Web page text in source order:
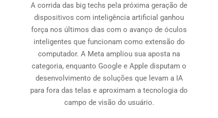
A corrida das big techs pela próxima geração de
dispositivos com inteligência artificial ganhou
força nos últimos dias com o avanço de óculos
inteligentes que funcionam como extensão do
computador. A Meta ampliou sua aposta na
categoria, enquanto Google e Apple disputam o
desenvolvimento de soluções que levam a IA
para fora das telas e aproximam a tecnologia do
campo de visão do usuário.